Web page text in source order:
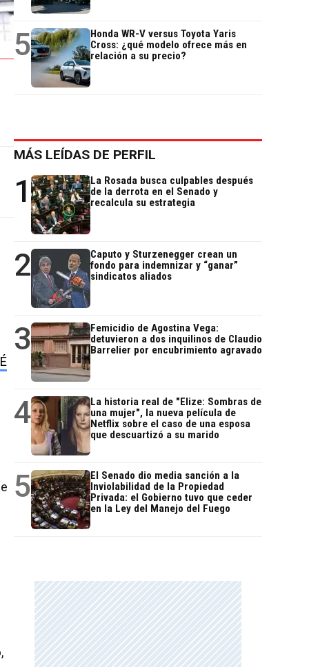
5
Honda WR-V versus Toyota Yaris
Cross: ¿qué modelo ofrece más en
relación a su precio?
MÁS LEÍDAS DE PERFIL
1
La Rosada busca culpables después
de la derrota en el Senado y
recalcula su estrategia
2
Caputo y Sturzenegger crean un
fondo para indemnizar y “ganar”
sindicatos aliados
3
Femicidio de Agostina Vega:
detuvieron a dos inquilinos de Claudio
Barrelier por encubrimiento agravado
4
La historia real de "Elize: Sombras de
una mujer", la nueva película de
Netflix sobre el caso de una esposa
que descuartizó a su marido
5
El Senado dio media sanción a la
Inviolabilidad de la Propiedad
Privada: el Gobierno tuvo que ceder
en la Ley del Manejo del Fuego